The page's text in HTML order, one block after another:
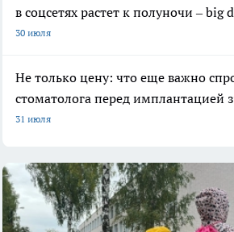
в соцсетях растет к полуночи – big
30 июля
Не только цену: что еще важно
стоматолога перед имплантацией
31 июля